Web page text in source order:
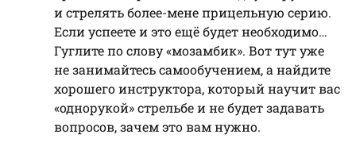
и стрелять более-мене прицельную серию.
Если успеете и это ещё будет необходимо…
Гуглите по слову «мозамбик». Вот тут уже
не занимайтесь самообучением, а найдите
хорошего инструктора, который научит вас
«однорукой» стрельбе и не будет задавать
вопросов, зачем это вам нужно.